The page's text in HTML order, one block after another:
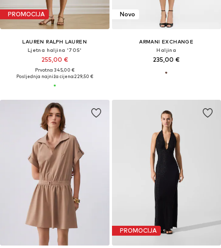
PROMOCIJA
LAUREN RALPH LAUREN
Ljetna haljina '70S'
255,00 €
Prvotno: 345,00 €
Posljednja najniža cijena:229,50 €
Novo
ARMANI EXCHANGE
Haljina
235,00 €
PROMOCIJA